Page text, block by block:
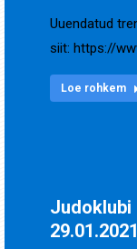
Uuendatud
siit: https://
Loe rohkem
Judoklubi
29.01.2021